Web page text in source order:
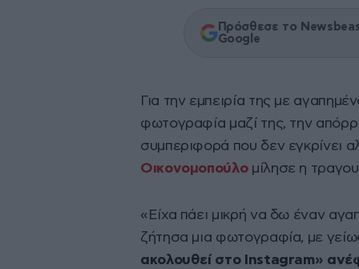
Πρόσθεσε το
Google
Για την εμπειρία της με
φωτογραφία μαζί της, την
συμπεριφορά που δεν εγκρίνει
Οικονομοπούλομίλησε η
«Είχα πάει μικρή να δω έναν
ζήτησα μια φωτογραφία, με
ακολουθεί στο Instagram»